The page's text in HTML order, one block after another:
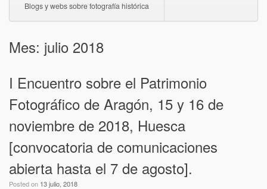
Blogs y webs sobre fotografía histórica
Mes: julio 2018
I Encuentro sobre el Patrimonio
Fotográfico de Aragón, 15 y 16 de
noviembre de 2018, Huesca
[convocatoria de comunicaciones
abierta hasta el 7 de agosto].
Posted on 13 julio, 2018